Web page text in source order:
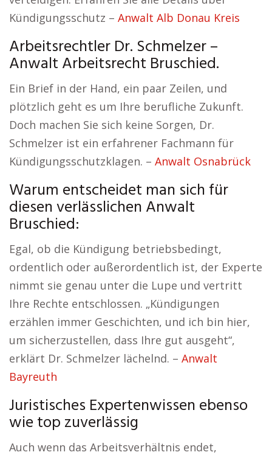
Kündigungsschutz – Anwalt Alb Donau Kreis
Arbeitsrechtler Dr. Schmelzer –
Anwalt Arbeitsrecht Bruschied.
Ein Brief in der Hand, ein paar Zeilen, und
plötzlich geht es um Ihre berufliche Zukunft.
Doch machen Sie sich keine Sorgen, Dr.
Schmelzer ist ein erfahrener Fachmann für
Kündigungsschutzklagen. – Anwalt Osnabrück
Warum entscheidet man sich für
diesen verlässlichen Anwalt
Bruschied:
Egal, ob die Kündigung betriebsbedingt,
ordentlich oder außerordentlich ist, der Experte
nimmt sie genau unter die Lupe und vertritt
Ihre Rechte entschlossen. „Kündigungen
erzählen immer Geschichten, und ich bin hier,
um sicherzustellen, dass Ihre gut ausgeht“,
erklärt Dr. Schmelzer lächelnd. – Anwalt
Bayreuth
Juristisches Expertenwissen ebenso
wie top zuverlässig
Auch wenn das Arbeitsverhältnis endet,